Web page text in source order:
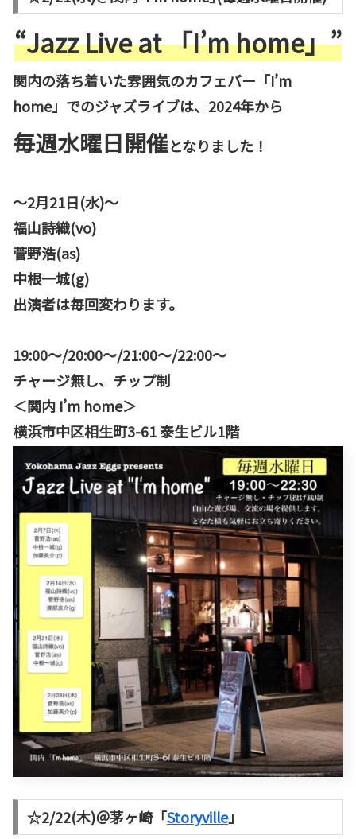
“Jazz Live at 「I’m home」”
関内の落ち着いた雰囲気のカフェバー「I’m
home」でのジャズライブは、2024年から
毎週水曜日開催となりました！
～2月21日(水)～
福山詩織(vo)
菅野浩(as)
中根一城(g)
出演者は毎回変わります。
19:00〜/20:00〜/21:00〜/22:00〜
チャージ無し、チップ制
＜関内 I’m home＞
横浜市中区相生町3-61 泰生ビル1階
☆2/22(木)＠茅ヶ崎「Storyville」